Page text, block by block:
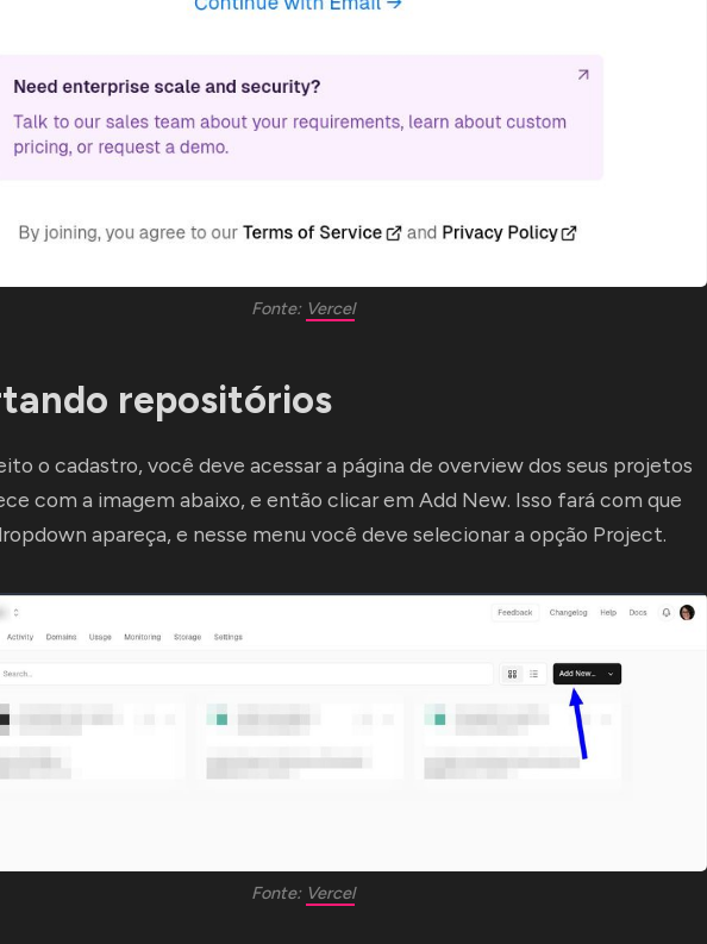
Fonte: Vercel
repositórios
o cadastro, você deve acessar a página de overview dos seus projetos
com a imagem abaixo, e então clicar em Add New. Isso fará com que
apareça, e nesse menu você deve selecionar a opção Project.
Fonte: Vercel